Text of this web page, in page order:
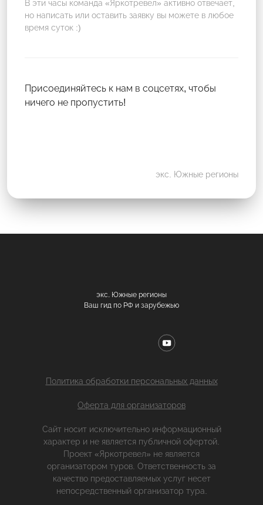
В эти часы команда «Яркотревел» активно отвечает,
но написать или оставить заявку вы можете в любое
время суток :)
Присоединяйтесь к нам в соцсетях, чтобы
ничего не пропустить!
экс. Южные регионы
экс. Южные регионы
Ваш гид по РФ и зарубежью
Политика обработки персональных данных
Оферта для организаторов
Сайт носит исключительно информационный
характер и не является публичной офертой.
Проект «Яркотревел» не является
организатором туров. Ответственность за
качество предоставляемых услуг несет
непосредственный организатор тура.